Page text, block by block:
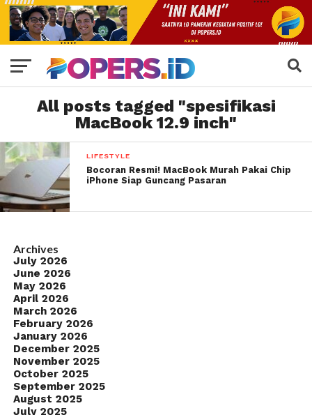
All posts tagged "spesifikasi
MacBook 12.9 inch"
LIFESTYLE
Bocoran Resmi! MacBook Murah Pakai Chip
iPhone Siap Guncang Pasaran
Archives
July 2026
June 2026
May 2026
April 2026
March 2026
February 2026
January 2026
December 2025
November 2025
October 2025
September 2025
August 2025
July 2025